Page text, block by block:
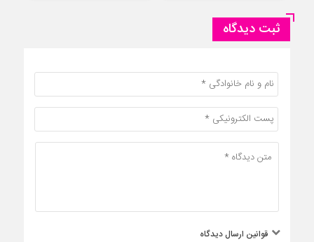
ثبت دیدگاه
قوانین ارسال دیدگاه